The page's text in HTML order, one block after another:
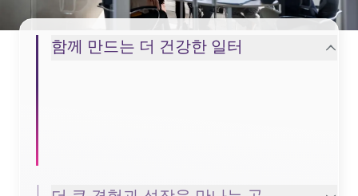
TELUS Health에서 기대할 수 있는 것들
함께 만드는 더 건강한 일터